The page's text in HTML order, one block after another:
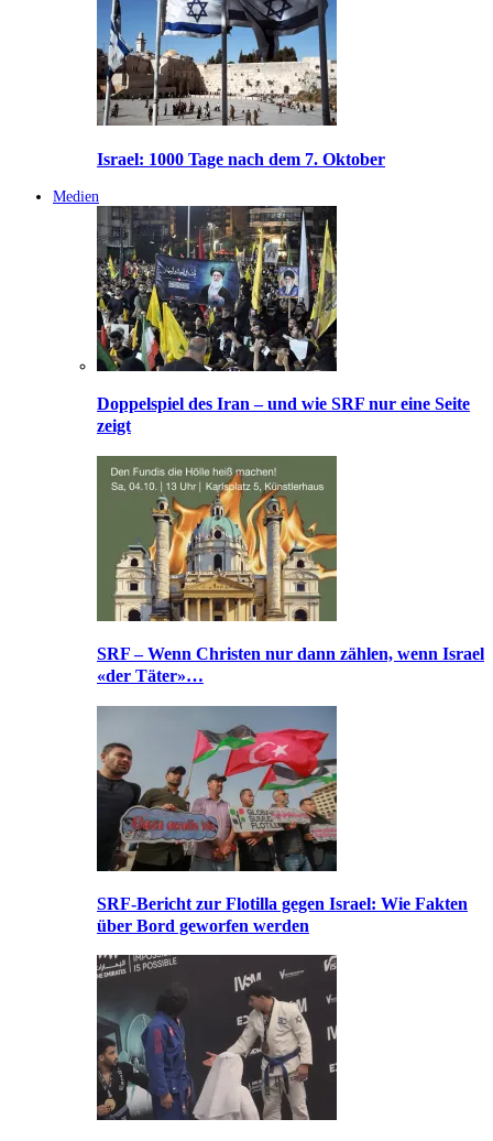
Israel: 1000 Tage nach dem 7. Oktober
Medien
Doppelspiel des Iran – und wie SRF nur eine Seite
zeigt
SRF – Wenn Christen nur dann zählen, wenn Israel
«der Täter»…
SRF-Bericht zur Flotilla gegen Israel: Wie Fakten
über Bord geworfen werden